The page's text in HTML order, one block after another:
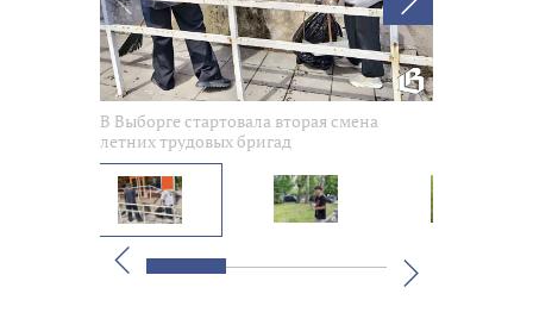
В Выборге стартовала вторая смена
летних трудовых бригад
Назад
Вперед